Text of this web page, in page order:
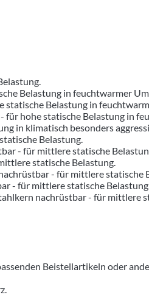
Belastung in feuchtwarmer
statische Belastung in
hohe statische Belastung in
in klimatisch besonders
Belastung.
- für mittlere statische
statische Belastung.
- für mittlere statische
- für mittlere statische
nachrüstbar - für mittlere
Beistellartikeln oder